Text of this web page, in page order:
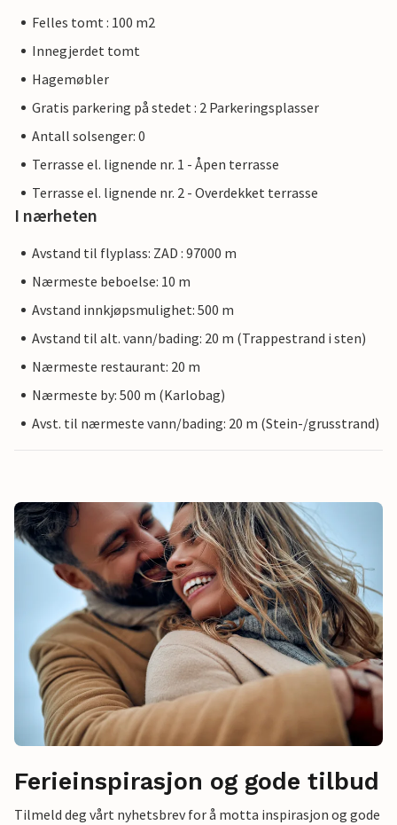
Felles tomt : 100 m2
Innegjerdet tomt
Hagemøbler
Gratis parkering på stedet : 2 Parkeringsplasser
Antall solsenger: 0
Terrasse el. lignende nr. 1 - Åpen terrasse
Terrasse el. lignende nr. 2 - Overdekket terrasse
I nærheten
Avstand til flyplass: ZAD : 97000 m
Nærmeste beboelse: 10 m
Avstand innkjøpsmulighet: 500 m
Avstand til alt. vann/bading: 20 m (Trappestrand i sten)
Nærmeste restaurant: 20 m
Nærmeste by: 500 m (Karlobag)
Avst. til nærmeste vann/bading: 20 m (Stein-/grusstrand)
Ferieinspirasjon og gode tilbud
Tilmeld deg vårt nyhetsbrev for å motta inspirasjon og gode